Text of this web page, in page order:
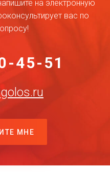
на электронную
вас по
45-51
МНЕ